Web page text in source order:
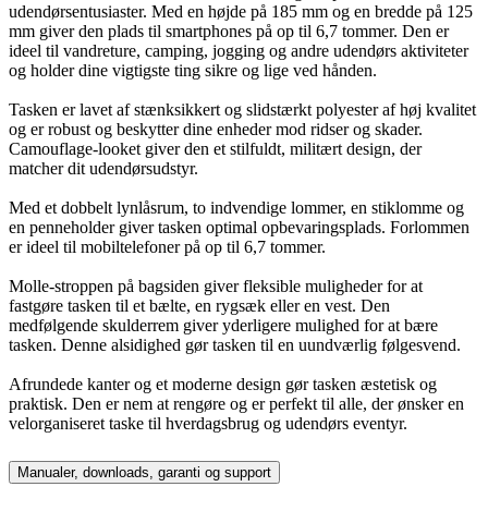
udendørsentusiaster. Med en højde på 185 mm og en bredde på 125
mm giver den plads til smartphones på op til 6,7 tommer. Den er
ideel til vandreture, camping, jogging og andre udendørs aktiviteter
og holder dine vigtigste ting sikre og lige ved hånden.
Tasken er lavet af stænksikkert og slidstærkt polyester af høj kvalitet
og er robust og beskytter dine enheder mod ridser og skader.
Camouflage-looket giver den et stilfuldt, militært design, der
matcher dit udendørsudstyr.
Med et dobbelt lynlåsrum, to indvendige lommer, en stiklomme og
en penneholder giver tasken optimal opbevaringsplads. Forlommen
er ideel til mobiltelefoner på op til 6,7 tommer.
Molle-stroppen på bagsiden giver fleksible muligheder for at
fastgøre tasken til et bælte, en rygsæk eller en vest. Den
medfølgende skulderrem giver yderligere mulighed for at bære
tasken. Denne alsidighed gør tasken til en uundværlig følgesvend.
Afrundede kanter og et moderne design gør tasken æstetisk og
praktisk. Den er nem at rengøre og er perfekt til alle, der ønsker en
velorganiseret taske til hverdagsbrug og udendørs eventyr.
Manualer, downloads, garanti og support